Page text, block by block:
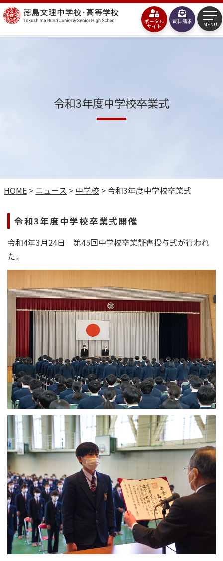
コ
ン
テ
徳
島
校
ポータル
サイト
資料請求 MENU
令和3年度中学校卒業式
HOME > ニュース > 中学校 >令和3年度中学校卒業式
令和3年度中学校卒業式開催
令和4年3月24日 第45回中学校卒業証書授与式が行われ
た。